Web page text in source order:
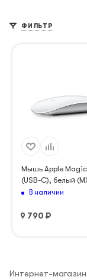
ФИЛЬТР
Мышь Apple Magic
(USB-C), белый
В наличии
9 790 ₽
Интернет-